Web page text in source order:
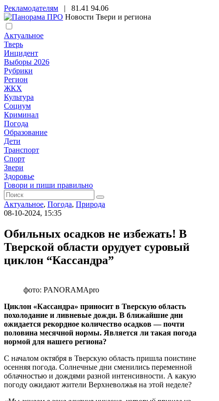
Рекламодателям | 81.41 94.06
Новости Твери и региона
Актуальное
Тверь
Инцидент
Выборы 2026
Рубрики
Регион
ЖКХ
Культура
Социум
Криминал
Погода
Образование
Дети
Транспорт
Спорт
Звери
Здоровье
Говори и пиши правильно
Актуальное, Погода, Природа
08-10-2024, 15:35
Обильных осадков не избежать! В
Тверской области орудует суровый
циклон “Кассандра”
фото: PANORAMApro
Циклон «Кассандра» приносит в Тверскую область
похолодание и ливневые дожди. В ближайшие дни
ожидается рекордное количество осадков — почти
половина месячной нормы. Является ли такая погода
нормой для нашего региона?
С началом октября в Тверскую область пришла поистине
осенняя погода. Солнечные дни сменились переменной
облачностью и дождями разной интенсивности. А какую
погоду ожидают жители Верхневолжья на этой неделе?